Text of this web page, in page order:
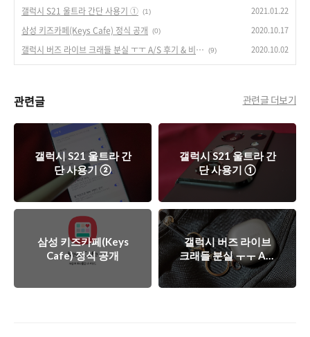
갤럭시 S21 울트라 간단 사용기 ① (1) 2021.01.22
삼성 키즈카페(Keys Cafe) 정식 공개 (0) 2020.10.17
갤럭시 버즈 라이브 크래들 분실 ㅜㅜ A/S 후기 & 비용 정보 (9) 2020.10.02
관련글 관련글 더보기
갤럭시 S21 울트라 간
단 사용기 ②
갤럭시 S21 울트라 간
단 사용기 ①
삼성 키즈카페(Keys
Cafe) 정식 공개
갤럭시 버즈 라이브
크래들 분실 ㅜㅜ A/S
후기 & 비용 정보